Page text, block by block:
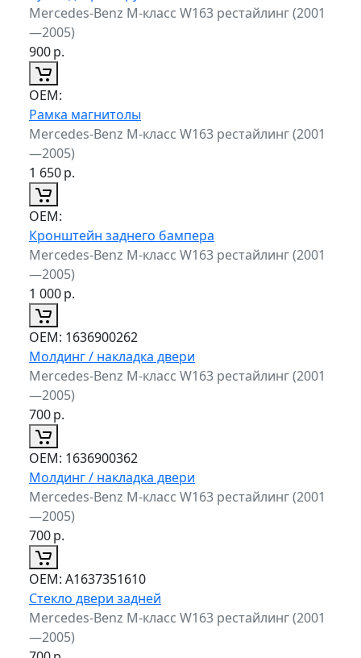
Mercedes-Benz M-класс W163 рестайлинг (2001
—2005)
900р.
ОЕМ:
Рамка магнитолы
Mercedes-Benz M-класс W163 рестайлинг (2001
—2005)
1 650р.
ОЕМ:
Кронштейн заднего бампера
Mercedes-Benz M-класс W163 рестайлинг (2001
—2005)
1 000р.
ОЕМ: 1636900262
Молдинг / накладка двери
Mercedes-Benz M-класс W163 рестайлинг (2001
—2005)
700р.
ОЕМ: 1636900362
Молдинг / накладка двери
Mercedes-Benz M-класс W163 рестайлинг (2001
—2005)
700р.
ОЕМ: A1637351610
Стекло двери задней
Mercedes-Benz M-класс W163 рестайлинг (2001
—2005)